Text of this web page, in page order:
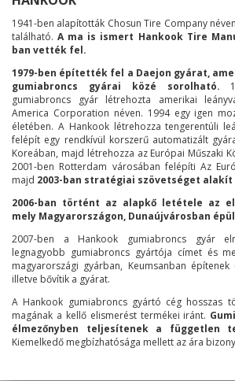
1941-ben alapították Chosun Tire Company
található.A ma is ismert Hankook Tire
ban vették fel.
1979-ben építették fel a Daejon gyárat,
gumiabroncs gyárai közé sorolható.
gumiabroncs gyár létrehozta amerikai
America Corporation néven. 1994 egy igen
életében. A Hankook létrehozza tengerentúli
felépít egy rendkívül korszerű automatizált
Koreában, majd létrehozza az Európai Műszaki
2001-ben Rotterdam városában felépíti Az
majd 2003-ban stratégiai szövetséget alakít
2006-ban történt az alapkő letétele az
mely Magyarországon, Dunaújvárosban
2007-ben a Hankook gumiabroncs gyár
legnagyobb gumiabroncs gyártója címet és
magyarországi gyárban, Keumsanban
illetve bővítik a gyárat.
A Hankook gumiabroncs gyártó cég hosszas
magának a kellő elismerést termékei iránt.
élmezőnyben teljesítenek a független
Kiemelkedő megbízhatósága mellett az ára